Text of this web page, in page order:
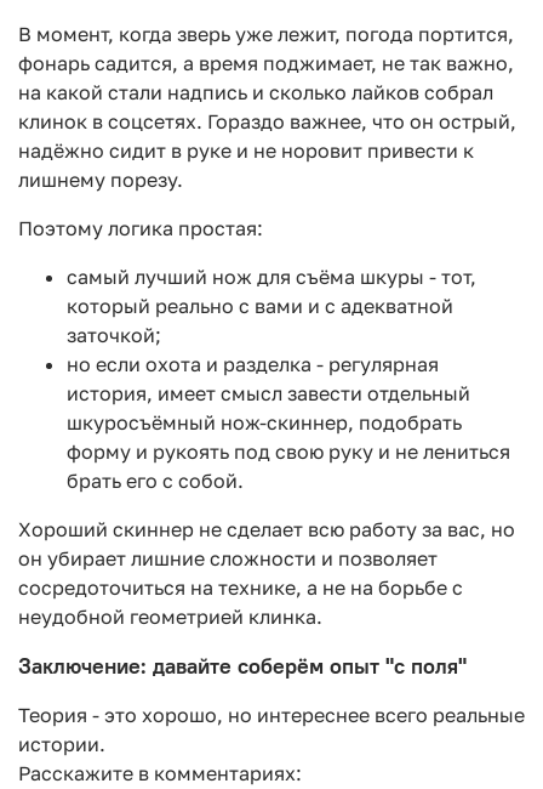
В момент, когда зверь уже лежит, погода портится,
фонарь садится, а время поджимает, не так важно,
на какой стали надпись и сколько лайков собрал
клинок в соцсетях. Гораздо важнее, что он острый,
надёжно сидит в руке и не норовит привести к
лишнему порезу.
Поэтому логика простая:
самый лучший нож для съёма шкуры - тот,
который реально с вами и с адекватной
заточкой;
но если охота и разделка - регулярная
история, имеет смысл завести отдельный
шкуросъёмный нож-скиннер, подобрать
форму и рукоять под свою руку и не лениться
брать его с собой.
Хороший скиннер не сделает всю работу за вас, но
он убирает лишние сложности и позволяет
сосредоточиться на технике, а не на борьбе с
неудобной геометрией клинка.
Заключение: давайте соберём опыт "с поля"
Теория - это хорошо, но интереснее всего реальные
истории.
Расскажите в комментариях: